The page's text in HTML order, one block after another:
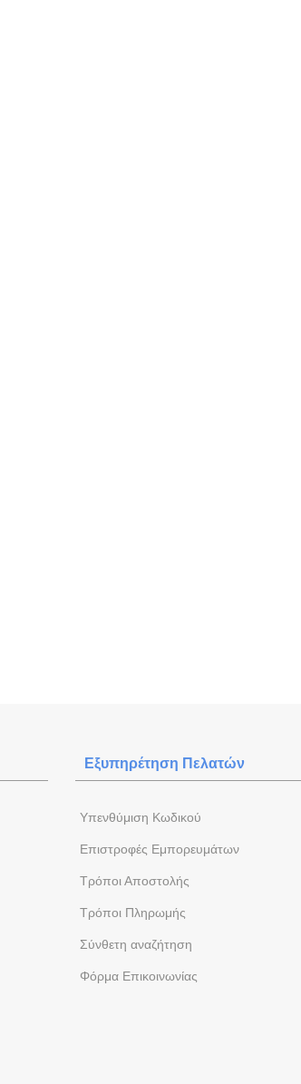
Εξυπηρέτηση Πελατών
Yπενθύμιση Κωδικού
Επιστροφές Εμπορευμάτων
Τρόποι Αποστολής
Τρόποι Πληρωμής
Σύνθετη αναζήτηση
Φόρμα Eπικοινωνίας